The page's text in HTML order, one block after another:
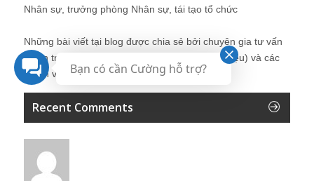
Nhân sự, trưởng phòng Nhân sự, tái tạo tổ chức
Những bài viết tại blog được chia sẻ bởi chuyên gia tư vấn
Quản trị Nhân sự Nguyễn Hùng Cường (
giới thiệu) và các
thành viên khác trong cộng đồng Nhân sự.
Recent Comments
Bạn có cần Cường hỗ trợ?